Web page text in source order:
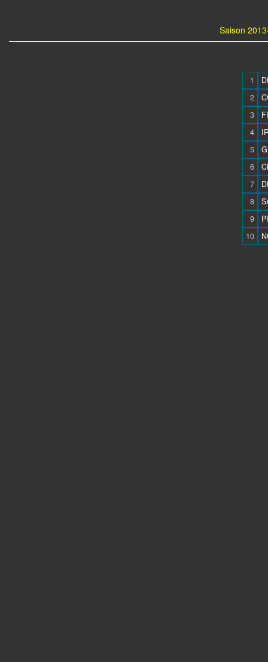
Saison
1
2
3
4
5
6
7
8
9
10